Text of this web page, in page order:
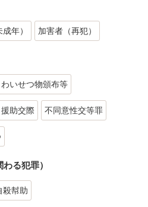
年） 加害者（再犯）
いせつ物頒布等
助交際 不同意性交等罪
る犯罪）
殺幇助